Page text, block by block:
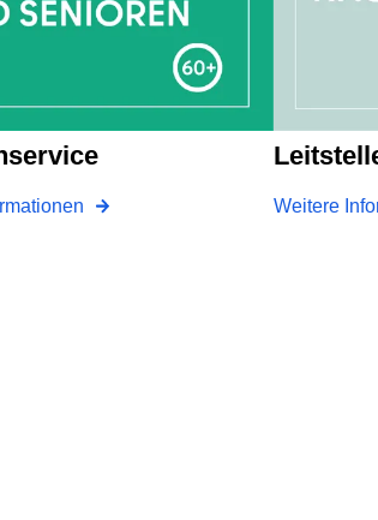
Weitere